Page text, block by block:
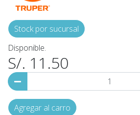
Stock por sucursal
Disponible.
S/. 11.50
Agregar al carro